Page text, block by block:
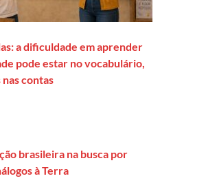
a dificuldade em aprender
pode estar no vocabulário,
nas contas
brasileira na busca por
à Terra